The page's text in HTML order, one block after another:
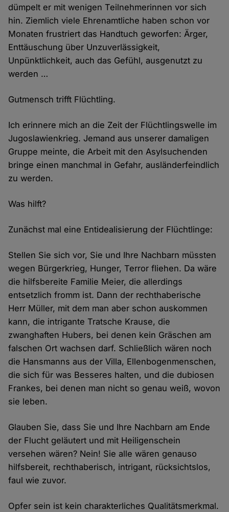
dümpelt er mit wenigen Teilnehmerinnen vor sich
hin. Ziemlich viele Ehrenamtliche haben schon vor
Monaten frustriert das Handtuch geworfen: Ärger,
Enttäuschung über Unzuverlässigkeit,
Unpünktlichkeit, auch das Gefühl, ausgenutzt zu
werden …
Gutmensch trifft Flüchtling.
Ich erinnere mich an die Zeit der Flüchtlingswelle im
Jugoslawienkrieg. Jemand aus unserer damaligen
Gruppe meinte, die Arbeit mit den Asylsuchenden
bringe einen manchmal in Gefahr, ausländerfeindlich
zu werden.
Was hilft?
Zunächst mal eine Entidealisierung der Flüchtlinge:
Stellen Sie sich vor, Sie und Ihre Nachbarn müssten
wegen Bürgerkrieg, Hunger, Terror fliehen. Da wäre
die hilfsbereite Familie Meier, die allerdings
entsetzlich fromm ist. Dann der rechthaberische
Herr Müller, mit dem man aber schon auskommen
kann, die intrigante Tratsche Krause, die
zwanghaften Hubers, bei denen kein Gräschen am
falschen Ort wachsen darf. Schließlich wären noch
die Hansmanns aus der Villa, Ellenbogenmenschen,
die sich für was Besseres halten, und die dubiosen
Frankes, bei denen man nicht so genau weiß, wovon
sie leben.
Glauben Sie, dass Sie und Ihre Nachbarn am Ende
der Flucht geläutert und mit Heiligenschein
versehen wären? Nein! Sie alle wären genauso
hilfsbereit, rechthaberisch, intrigant, rücksichtslos,
faul wie zuvor.
Opfer sein ist kein charakterliches Qualitätsmerkmal.